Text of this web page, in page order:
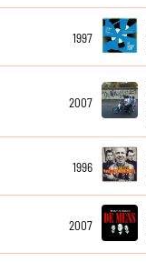
1997
2007
1996
2007